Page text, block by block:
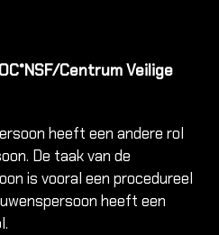
Centrum Veilige
heeft een andere rol
De taak van de
is vooral een procedureel
heeft een